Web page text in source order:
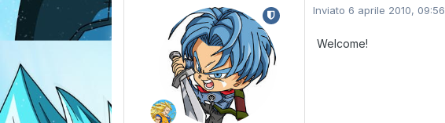
Inviato 6 aprile 2010, 09:56
Welcome!